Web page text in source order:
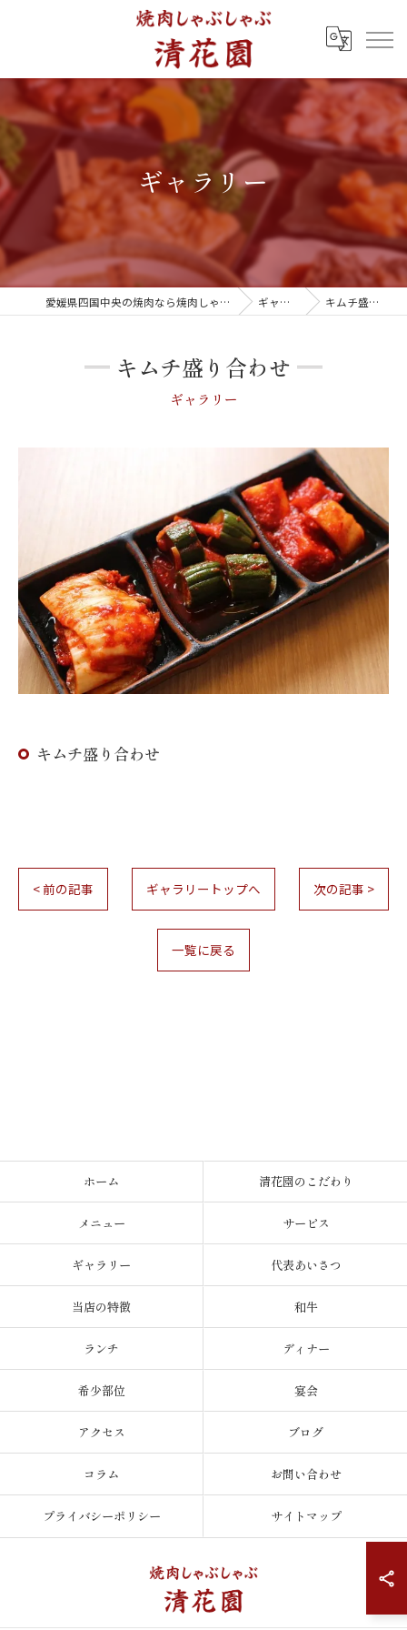
ギャラリー
愛媛県四国中央の焼肉なら焼肉しゃぶしゃぶ 清花園 ギャラリー キムチ盛り合わせ
ギャラリー
キムチ盛り合わせ
キムチ盛り合わせ
< 前の記事 ギャラリートップへ 次の記事 >
一覧に戻る
ホーム 清花園のこだわり
メニュー サービス
ギャラリー 代表あいさつ
当店の特徴 和牛
ランチ ディナー
希少部位 宴会
アクセス ブログ
コラム お問い合わせ
プライバシーポリシー サイトマップ